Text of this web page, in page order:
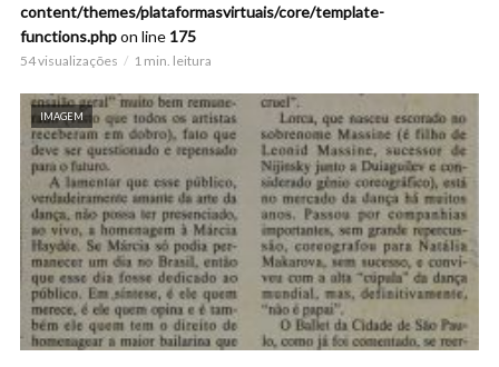
content/themes/plataformasvirtuais/core/template-
functions.phpon line 175
54 visualizações 1 min. leitura
IMAGEM